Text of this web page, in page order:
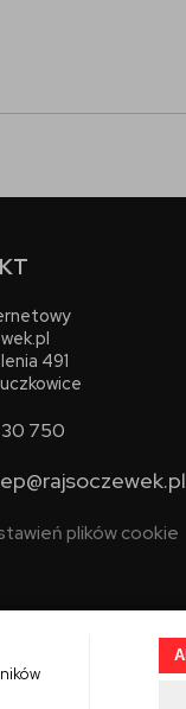
491
750
plików cookie